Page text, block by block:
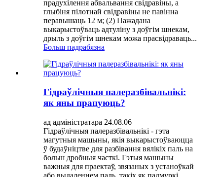
прадухілення абвальвання свідравіны, а
глыбіня пілотнай свідравіны не павінна
перавышаць 12 м; (2) Пажадана
выкарыстоўваць адтуліну з доўгім шнекам,
дрыль з доўгім шнекам можа прасвідраваць...
Больш падрабязна
Гідраўлічныя палеразбівальнікі:
як яны працуюць?
ад адміністратара 24.08.06
Гідраўлічныя палеразбівальнікі - гэта
магутныя машыны, якія выкарыстоўваюцца
ў будаўніцтве для разбівання вялікіх паль на
больш дробныя часткі. Гэтыя машыны
важныя для праектаў, звязаных з устаноўкай
або выдаленнем паль, такіх як падмуркі